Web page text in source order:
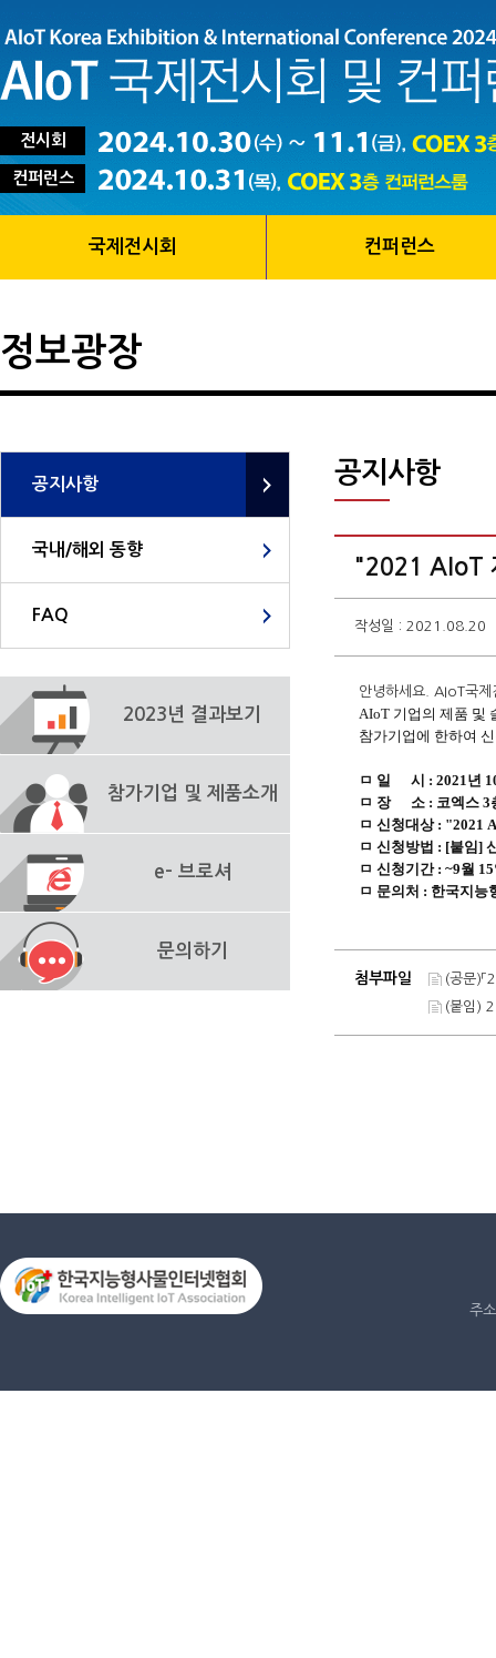
전시회
컨퍼런스
국제전시회 컨퍼런스
정보광장
공지사항
국내/해외 동향
FAQ
2023년 결과보기
참가기업 및 제품소개
e- 브로셔
문의하기
공지사항
"2021 AIoT
작성일 : 2021.08.20
안녕하세요. AIoT국제
AIoT 기업의 제품 및
참가기업에 한하여
ㅁ 일 시 : 2021년
ㅁ 장 소 : 코엑스 3
ㅁ 신청대상 : "2021
ㅁ 신청방법 : [붙임]
ㅁ 신청기간 : ~9월
ㅁ 문의처 : 한국지능
첨부파일
(공문)
(붙임)
주